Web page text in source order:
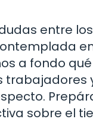
entre
a fondo
trabajadores
sobre el